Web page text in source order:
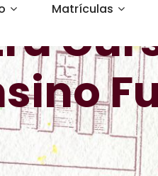
Matrículas